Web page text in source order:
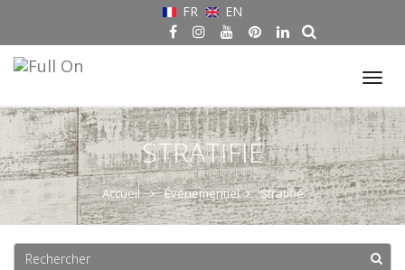
FR EN
STRATIFIÉ
Accueil Événementiel Stratifié